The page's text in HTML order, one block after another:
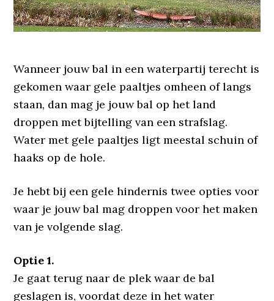
Wanneer jouw bal in een waterpartij terecht is
gekomen waar gele paaltjes omheen of langs
staan, dan mag je jouw bal op het land
droppen met bijtelling van een strafslag.
Water met gele paaltjes ligt meestal schuin of
haaks op de hole.
Je hebt bij een gele hindernis twee opties voor
waar je jouw bal mag droppen voor het maken
van je volgende slag.
Optie 1.
Je gaat terug naar de plek waar de bal
geslagen is, voordat deze in het water